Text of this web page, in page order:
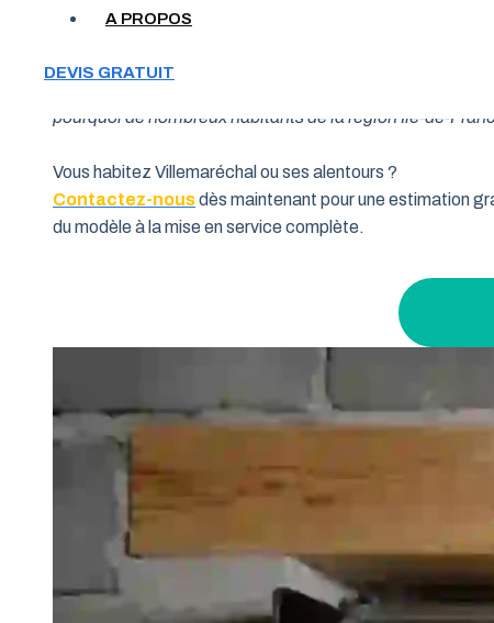
A PROPOS
DEVIS GRATUIT
pourquoi de nombreux habitants de la région Île-de-
Vous habitez Villemaréchal ou ses alentours ?
Contactez-nousdès maintenant pour une estimation
du modèle à la mise en service complète.